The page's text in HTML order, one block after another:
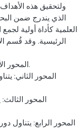
ولتحقيق هذه
الذي يندرج ضمن
العلمية كأداة أولية لجمع